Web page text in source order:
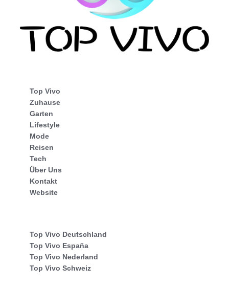
Top Vivo
Zuhause
Garten
Lifestyle
Mode
Reisen
Tech
Über Uns
Kontakt
Website
Top Vivo Deutschland
Top Vivo España
Top Vivo Nederland
Top Vivo Schweiz